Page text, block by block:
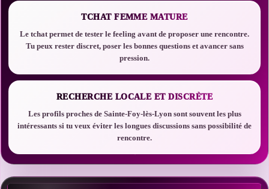
TCHAT FEMME MATURE
Le tchat permet de tester le feeling avant de proposer une rencontre.
Tu peux rester discret, poser les bonnes questions et avancer sans
pression.
RECHERCHE LOCALE ET DISCRÈTE
Les profils proches de Sainte-Foy-lès-Lyon sont souvent les plus
intéressants si tu veux éviter les longues discussions sans possibilité de
rencontre.